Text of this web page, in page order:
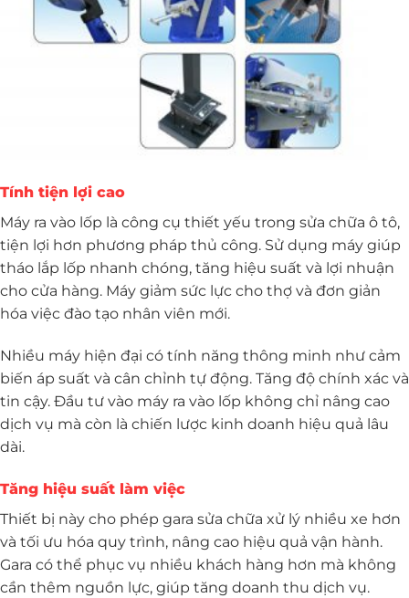
Tính tiện lợi cao
Máy ra vào lốp là công cụ thiết yếu trong sửa chữa ô tô,
tiện lợi hơn phương pháp thủ công. Sử dụng máy giúp
tháo lắp lốp nhanh chóng, tăng hiệu suất và lợi nhuận
cho cửa hàng. Máy giảm sức lực cho thợ và đơn giản
hóa việc đào tạo nhân viên mới.
Nhiều máy hiện đại có tính năng thông minh như cảm
biến áp suất và cân chỉnh tự động. Tăng độ chính xác và
tin cậy. Đầu tư vào máy ra vào lốp không chỉ nâng cao
dịch vụ mà còn là chiến lược kinh doanh hiệu quả lâu
dài.
Tăng hiệu suất làm việc
Thiết bị này cho phép gara sửa chữa xử lý nhiều xe hơn
và tối ưu hóa quy trình, nâng cao hiệu quả vận hành.
Gara có thể phục vụ nhiều khách hàng hơn mà không
cần thêm nguồn lực, giúp tăng doanh thu dịch vụ.